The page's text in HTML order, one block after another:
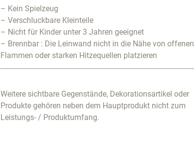
– Kein Spielzeug
– Verschluckbare Kleinteile
– Nicht für Kinder unter 3 Jahren geeignet
– Brennbar : Die Leinwand nicht in die Nähe von offenen
Flammen oder starken Hitzequellen platzieren
Weitere sichtbare Gegenstände, Dekorationsartikel oder
Produkte gehören neben dem Hauptprodukt nicht zum
Leistungs- / Produktumfang.